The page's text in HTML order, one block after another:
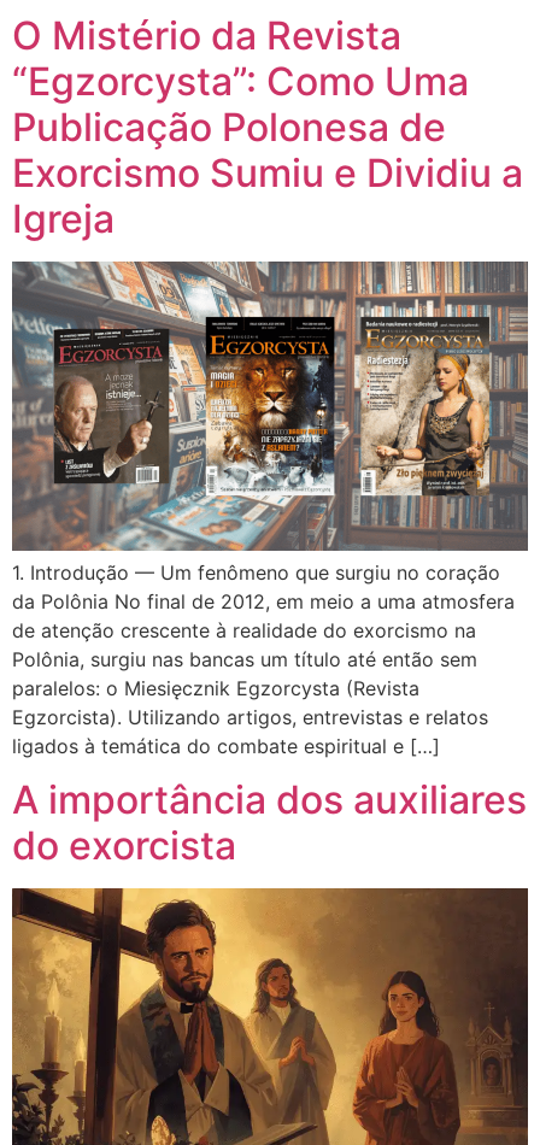
O Mistério da Revista
“Egzorcysta”: Como Uma
Publicação Polonesa de
Exorcismo Sumiu e Dividiu a
Igreja
1. Introdução — Um fenômeno que surgiu no coração
da Polônia No final de 2012, em meio a uma atmosfera
de atenção crescente à realidade do exorcismo na
Polônia, surgiu nas bancas um título até então sem
paralelos: o Miesięcznik Egzorcysta (Revista
Egzorcista). Utilizando artigos, entrevistas e relatos
ligados à temática do combate espiritual e […]
A importância dos auxiliares
do exorcista